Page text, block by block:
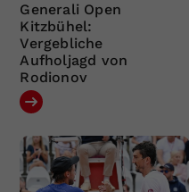
Generali Open
Kitzbühel:
Vergebliche
Aufholjagd von
Rodionov